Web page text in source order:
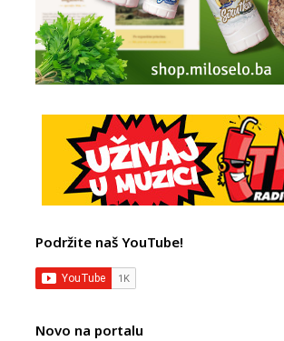
Podržite naš YouTube!
Novo na portalu